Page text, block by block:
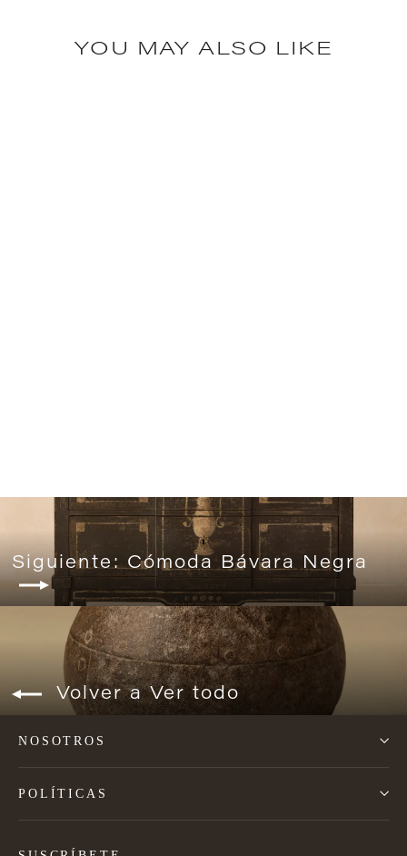
YOU MAY ALSO LIKE
Siguiente: Cómoda Bávara Negra
Volver a Ver todo
NOSOTROS
POLÍTICAS